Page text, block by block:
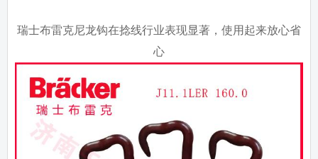
瑞士布雷克尼龙钩在捻线行业表现显著，使用起来放心省
心